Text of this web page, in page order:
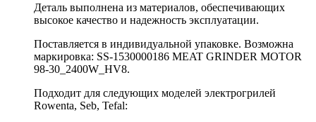
Деталь выполнена из материалов, обеспечивающих
высокое качество и надежность эксплуатации.
Поставляется в индивидуальной упаковке. Возможна
маркировка: SS-1530000186 MEAT GRINDER MOTOR
98-30_2400W_HV8.
Подходит для следующих моделей электрогрилей
Rowenta, Seb, Tefal: